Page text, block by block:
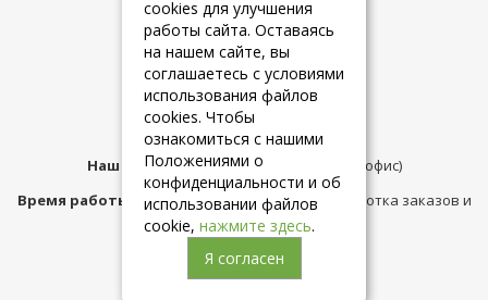
+7 (925) 084-10-60
Наш адрес:Москва,ул.Плещеева д.12 (офис)
Время работы магазина:с 10:00 до 21:00 (обработка заказов и
консультация)
cookies для улучшения
работы сайта. Оставаясь
на нашем сайте, вы
соглашаетесь с условиями
использования файлов
cookies. Чтобы
ознакомиться с нашими
Положениями о
конфиденциальности и об
использовании файлов
cookie, нажмите здесь.
Я согласен